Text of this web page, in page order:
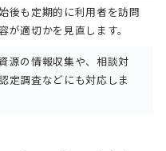
後も定期的に利用者を訪問
が適切かを見直します。
源の情報収集や、相談対
定調査などにも対応しま